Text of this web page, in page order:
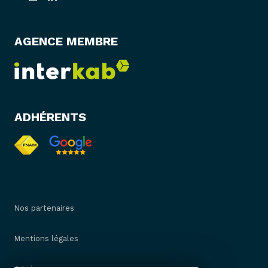
AGENCE MEMBRE
ADHÉRENTS
Nos partenaires
Mentions légales